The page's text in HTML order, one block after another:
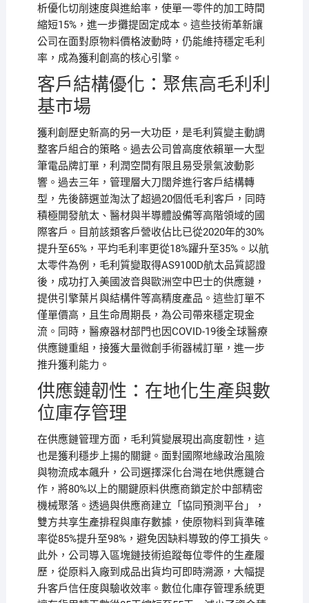
析優化切削速度與進給率，使單一零件的加工時間
縮短15%，進一步攤提固定成本。這些技術革新讓
公司在面對原物料價格波動時，仍能維持穩定毛利
率，成為獲利創高的核心引擎。
客戶結構優化：聚焦高毛利利
基市場
獲利創歷史新高的另一大功臣，是毛利質變主動調
整客戶組合的策略。過去公司曾高度依賴單一大型
筆電品牌訂單，利潤空間有限且易受景氣波動影
響。過去三年，管理層大刀闊斧進行客戶結構轉
型，先後篩選並淘汰了超過20個低毛利客戶，同時
積極開發航太、醫材與半導體設備等高階領域的國
際客戶。目前該類客戶營收佔比已從2020年的30%
提升至65%，平均毛利率更從18%躍升至35%。以航
太零件為例，毛利質變取得AS9100D航太品質認證
後，成功打入美國波音與歐洲空中巴士的供應鏈，
提供引擎葉片與結構件等高精度產品。這些訂單不
僅單價高，且生命周期長，為公司帶來穩定現金
流。同時，醫療器材部門也因COVID-19後全球醫療
供應鏈重組，接獲大量微創手術器械訂單，進一步
推升獲利能力。
供應鏈韌性：在地化生產與數
位庫存管理
在供應鏈管理方面，毛利質變展現出高度韌性，這
也是獲利穩步上揚的關鍵。面對國際地緣政治風險
與物流成本飆升，公司選擇深化台灣在地供應鏈合
作，將80%以上的關鍵原料供應商鎖定於中部精密
機械聚落。透過與供應商建立「協同預測平台」，
雙方共享生產排程與庫存數據，使原物料到貨準確
率從85%提升至98%，避免因缺料導致的停工損失。
此外，公司導入區塊鏈技術追蹤每位零件的生產履
歷，從原料入廠到成品出貨均可即時溯源，大幅提
升客戶信任度與驗收效率。數位化庫存管理系統更